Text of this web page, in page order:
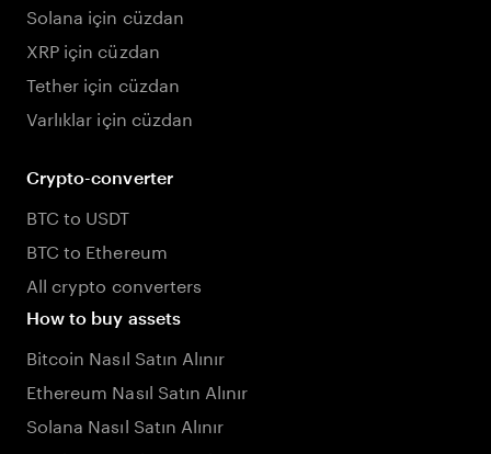
Solana için cüzdan
XRP için cüzdan
Tether için cüzdan
Varlıklar için cüzdan
Crypto-converter
BTC to USDT
BTC to Ethereum
All crypto converters
How to buy assets
Bitcoin Nasıl Satın Alınır
Ethereum Nasıl Satın Alınır
Solana Nasıl Satın Alınır